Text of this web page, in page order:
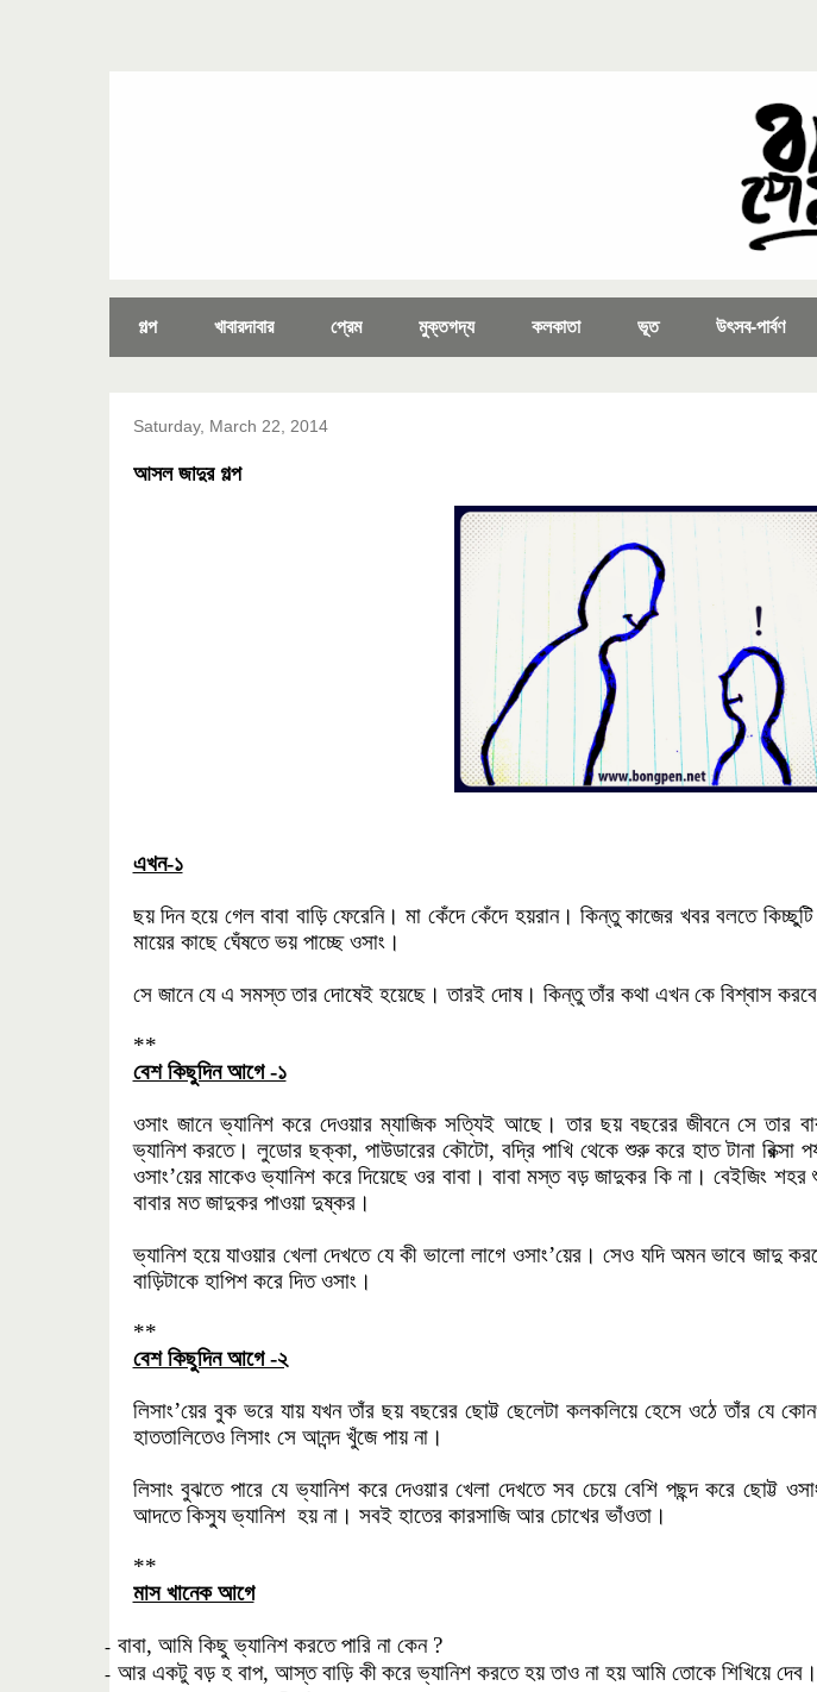
গল্প খাবারদাবার প্রেম মুক্তগদ্য কলকাতা ভূত উৎসব-পার্বণ
Saturday, March 22, 2014
আসল জাদুর গল্প
এখন-১
ছয় দিন হয়ে গেল বাবা বাড়ি ফেরেনি। মা কেঁদে কেঁদে হয়রান। কিন্তু কাজের খবর বলতে
মায়ের কাছে ঘেঁষতে ভয় পাচ্ছে ওসাং।
সে জানে যে এ সমস্ত তার দোষেই হয়েছে। তারই দোষ। কিন্তু তাঁর কথা এখন কে বিশ্বাস করবে
**
বেশ কিছুদিন আগে -১
ওসাং জানে ভ্যানিশ করে দেওয়ার ম্যাজিক সত্যিই আছে। তার ছয় বছরের জীবনে সে তার
ভ্যানিশ করতে। লুডোর ছক্কা, পাউডারের কৌটো, বদ্রি পাখি থেকে শুরু করে হাত টানা রিক্সা
ওসাং’য়ের মাকেও ভ্যানিশ করে দিয়েছে ওর বাবা। বাবা মস্ত বড় জাদুকর কি না। বেইজিং
বাবার মত জাদুকর পাওয়া দুষ্কর।
ভ্যানিশ হয়ে যাওয়ার খেলা দেখতে যে কী ভালো লাগে ওসাং’য়ের। সেও যদি অমন ভাবে
বাড়িটাকে হাপিশ করে দিত ওসাং।
**
বেশ কিছুদিন আগে -২
লিসাং’য়ের বুক ভরে যায় যখন তাঁর ছয় বছরের ছোট্ট ছেলেটা কলকলিয়ে হেসে ওঠে তাঁর যে
হাততালিতেও লিসাং সে আনন্দ খুঁজে পায় না।
লিসাং বুঝতে পারে যে ভ্যানিশ করে দেওয়ার খেলা দেখতে সব চেয়ে বেশি পছন্দ করে ছোট্ট
আদতে কিস্যু ভ্যানিশ হয় না। সবই হাতের কারসাজি আর চোখের ভাঁওতা।
**
মাস খানেক আগে
- বাবা, আমি কিছু ভ্যানিশ করতে পারি না কেন ?
- আর একটু বড় হ বাপ, আস্ত বাড়ি কী করে ভ্যানিশ করতে হয় তাও না হয় আমি তোকে শিখিয়ে দেব।